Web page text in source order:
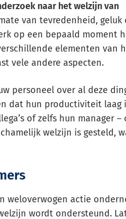
naar het welzijn van
van tevredenheid, geluk
op een bepaald moment
elementen van
vele andere aspecten.
personeel over al deze
dat hun productiviteit laag
of zelfs hun manager –
welzijn is gesteld,
weloverwogen actie
wordt ondersteund.